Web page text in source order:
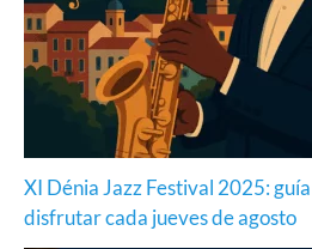
XI Dénia Jazz Festival 2025:
disfrutar cada jueves de agosto